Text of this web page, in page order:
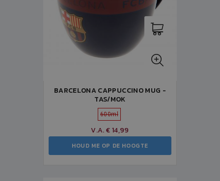
BARCELONA CAPPUCCINO MUG -
TAS/MOK
600ml
V.A. € 14,99
HOUD ME OP DE HOOGTE